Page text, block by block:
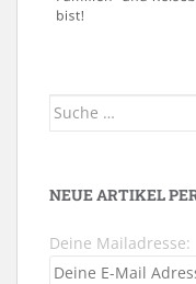
Suche
NEUE ARTIKEL
Deine Mailadresse: